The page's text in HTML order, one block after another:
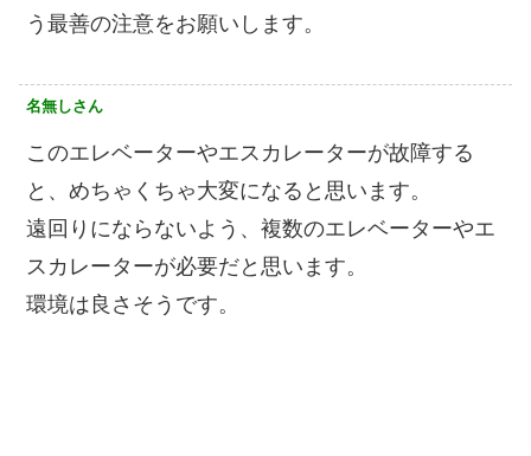
う最善の注意をお願いします。
名無しさん
このエレベーターやエスカレーターが故障する
と、めちゃくちゃ大変になると思います。
遠回りにならないよう、複数のエレベーターやエ
スカレーターが必要だと思います。
環境は良さそうです。